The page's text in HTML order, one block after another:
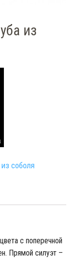
из
соболя
с поперечной
Прямой силуэт –